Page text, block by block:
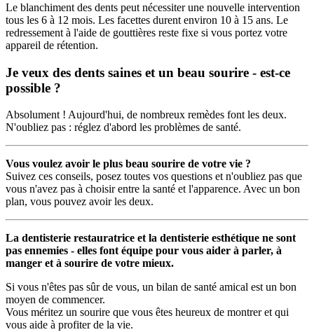
Le blanchiment des dents peut nécessiter une nouvelle intervention
tous les 6 à 12 mois. Les facettes durent environ 10 à 15 ans. Le
redressement à l'aide de gouttières reste fixe si vous portez votre
appareil de rétention.
Je veux des dents saines et un beau sourire - est-ce
possible ?
Absolument ! Aujourd'hui, de nombreux remèdes font les deux.
N'oubliez pas : réglez d'abord les problèmes de santé.
Vous voulez avoir le plus beau sourire de votre vie ?
Suivez ces conseils, posez toutes vos questions et n'oubliez pas que
vous n'avez pas à choisir entre la santé et l'apparence. Avec un bon
plan, vous pouvez avoir les deux.
La dentisterie restauratrice et la dentisterie esthétique ne sont
pas ennemies - elles font équipe pour vous aider à parler, à
manger et à sourire de votre mieux.
Si vous n'êtes pas sûr de vous, un bilan de santé amical est un bon
moyen de commencer.
Vous méritez un sourire que vous êtes heureux de montrer et qui
vous aide à profiter de la vie.